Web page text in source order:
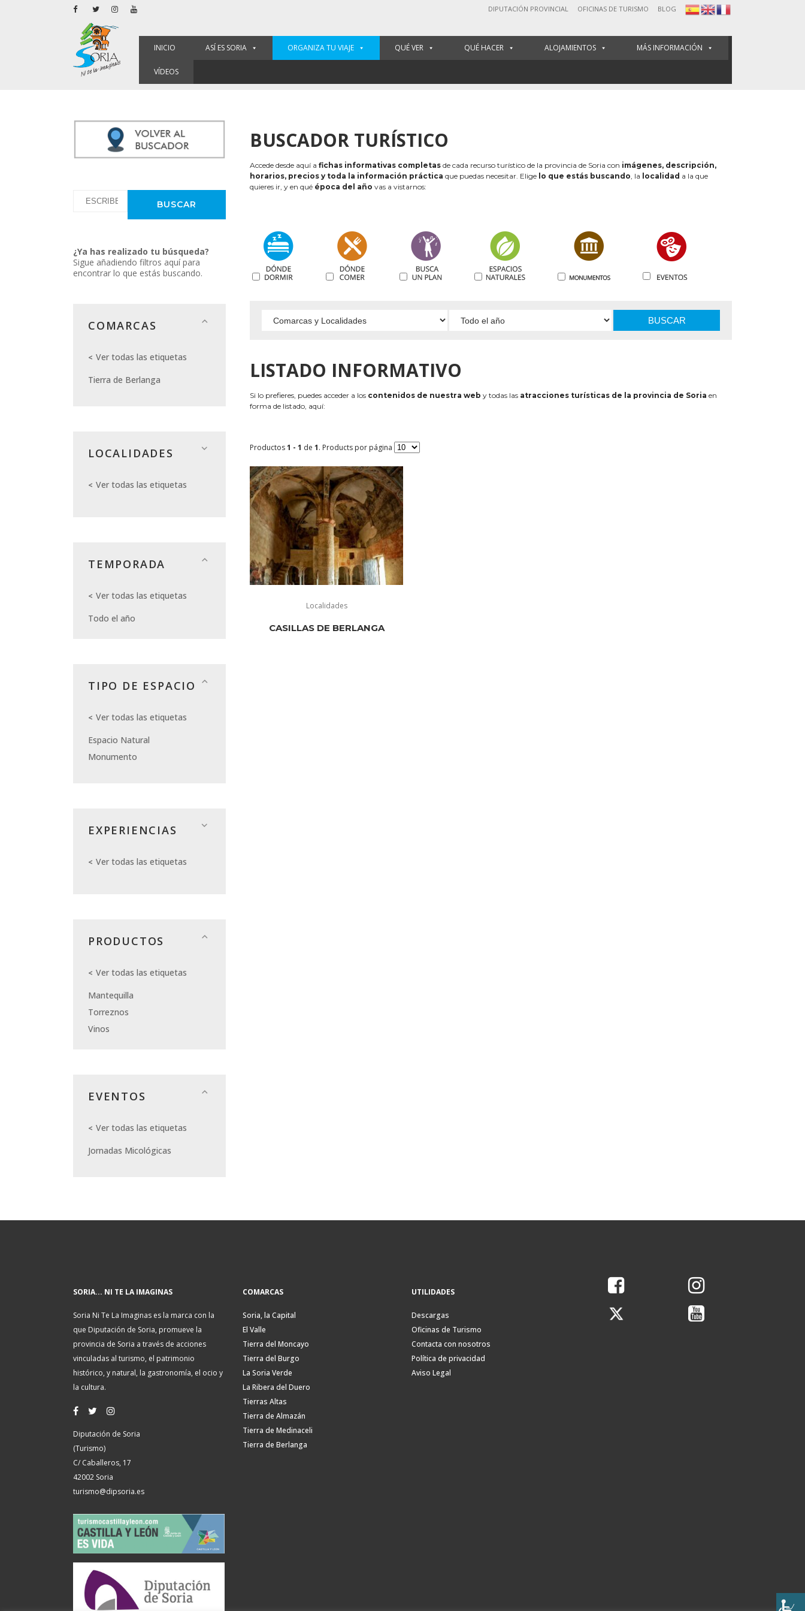
DIPUTACIÓN PROVINCIAL OFICINAS DE TURISMO BLOG
INICIO ASÍ ES SORIA ORGANIZA TU VIAJE QUÉ VER QUÉ HACER ALOJAMIENTOS MÁS INFORMACIÓN
VÍDEOS
¿Ya has realizado tu búsqueda?
Sigue añadiendo filtros aquí para
encontrar lo que estás buscando.
COMARCAS
Ver todas las etiquetas
Tierra de Berlanga
LOCALIDADES
Ver todas las etiquetas
TEMPORADA
Ver todas las etiquetas
Todo el año
TIPO DE ESPACIO
Ver todas las etiquetas
Espacio Natural
Monumento
EXPERIENCIAS
Ver todas las etiquetas
PRODUCTOS
Ver todas las etiquetas
Mantequilla
Torreznos
Vinos
EVENTOS
Ver todas las etiquetas
Jornadas Micológicas
BUSCADOR TURÍSTICO
Accede desde aquí a fichas informativas completas de cada recurso turístico de la provincia de Soria con imágenes, descripción,
horarios, precios y toda la información práctica que puedas necesitar. Elige lo que estás buscando, la localidad a la que
quieres ir, y en qué época del año vas a vistarnos:
BUSCAR
LISTADO INFORMATIVO
Si lo prefieres, puedes acceder a los contenidos de nuestra web y todas las atracciones turísticas de la provincia de Soria en
forma de listado, aquí:
Productos1 - 1 de 1. Products por página
Localidades
CASILLAS DE BERLANGA
SORIA... NI TE LA IMAGINAS
Soria Ni Te La Imaginas es la marca con la
que Diputación de Soria, promueve la
provincia de Soria a través de acciones
vinculadas al turismo, el patrimonio
histórico, y natural, la gastronomía, el ocio y
la cultura.
Diputación de Soria
(Turismo)
C/ Caballeros, 17
42002 Soria
turismo@dipsoria.es
COMARCAS
Soria, la Capital
El Valle
Tierra del Moncayo
Tierra del Burgo
La Soria Verde
La Ribera del Duero
Tierras Altas
Tierra de Almazán
Tierra de Medinaceli
Tierra de Berlanga
UTILIDADES
Descargas
Oficinas de Turismo
Contacta con nosotros
Política de privacidad
Aviso Legal